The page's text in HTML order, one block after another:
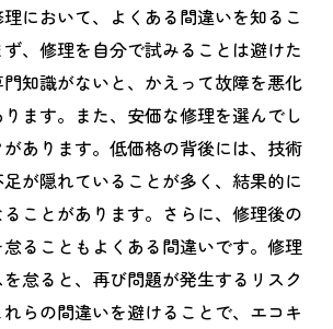
において、よくある間違いを知るこ
、修理を自分で試みることは避けた
知識がないと、かえって故障を悪化
ます。また、安価な修理を選んでし
あります。低価格の背後には、技術
が隠れていることが多く、結果的に
ことがあります。さらに、修理後の
ることもよくある間違いです。修理
怠ると、再び問題が発生するリスク
らの間違いを避けることで、エコキ